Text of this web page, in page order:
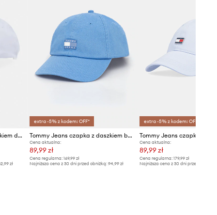
Tommy Jeans czapka z daszkiem damska bawełniana
zł
extra -5% z kodem: OFF*
Tommy Jeans czapka z daszkiem bawełniana
Cena aktualna:
89,99 zł
Cena regularna:169,99 zł
Najniższa cena z 30 dni przed obniżką:94,99 zł
extra -5% z kodem: OFF*
Cena aktualna:
89,99 zł
Cena regularna: 179,99 zł
Najniższa cena z 30 dni przed obniżką: